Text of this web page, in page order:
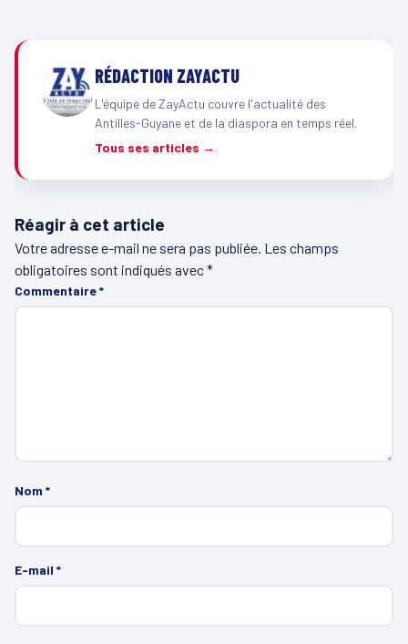
RÉDACTION ZAYACTU
L'équipe de ZayActu couvre l'actualité des
Antilles-Guyane et de la diaspora en temps réel.
Tous ses articles →
Réagir à cet article
Votre adresse e-mail ne sera pas publiée. Les champs
obligatoires sont indiqués avec*
Commentaire*
Nom *
E-mail *